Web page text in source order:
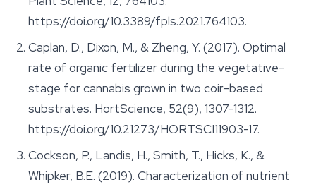
https://doi.org/10.3389/fpls.2021.764103.
Caplan, D., Dixon, M., & Zheng, Y. (2017). Optimal
rate of organic fertilizer during the vegetative-
stage for cannabis grown in two coir-based
substrates. HortScience, 52(9), 1307-1312.
https://doi.org/10.21273/HORTSCI11903-17.
Cockson, P., Landis, H., Smith, T., Hicks, K., &
Whipker, B.E. (2019). Characterization of nutrient